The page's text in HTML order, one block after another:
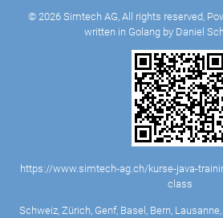
© 2026 Simtech AG, All rights reserved,
written in Golang by Daniel
https://www.simtech-ag.ch/kurse-java-
class
Schweiz, Zürich, Genf, Basel, Bern,